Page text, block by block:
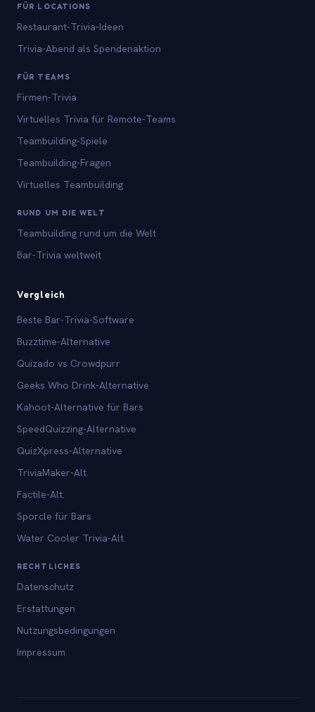
FÜR LOCATIONS
Restaurant-Trivia-Ideen
Trivia-Abend als Spendenaktion
FÜR TEAMS
Firmen-Trivia
Virtuelles Trivia für Remote-Teams
Teambuilding-Spiele
Teambuilding-Fragen
Virtuelles Teambuilding
RUND UM DIE WELT
Teambuilding rund um die Welt
Bar-Trivia weltweit
Vergleich
Beste Bar-Trivia-Software
Buzztime-Alternative
Quizado vs Crowdpurr
Geeks Who Drink-Alternative
Kahoot-Alternative für Bars
SpeedQuizzing-Alternative
QuizXpress-Alternative
TriviaMaker-Alt.
Factile-Alt.
Sporcle für Bars
Water Cooler Trivia-Alt.
RECHTLICHES
Datenschutz
Erstattungen
Nutzungsbedingungen
Impressum